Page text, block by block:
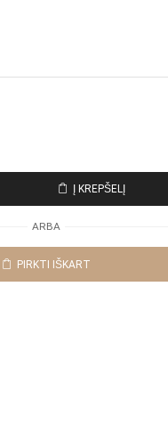
Į KREPŠELĮ
ARBA
PIRKTI IŠKART